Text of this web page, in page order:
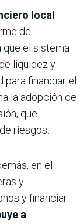
local
de
que el sistema
liquidez y
financiar el
la adopción de
que
riesgos.
en el
y
y financiar
a